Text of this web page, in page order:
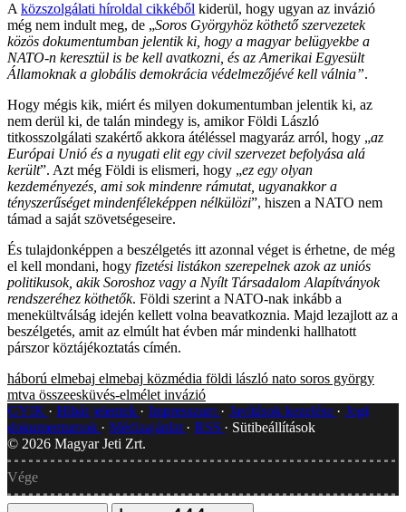
Aközszolgálati híroldal cikkéből kiderül, hogy ugyan az invázió
még nem indult meg, de „Soros Györgyhöz köthető szervezetek
közös dokumentumban jelentik ki, hogy a magyar belügyekbe a
NATO-n keresztül is be kell avatkozni, és az Amerikai Egyesült
Államoknak a globális demokrácia védelmezőjévé kell válnia”.
Hogy mégis kik, miért és milyen dokumentumban jelentik ki, az
nem derül ki, de talán mindegy is, amikor Földi László
titkosszolgálati szakértő akkora átéléssel magyaráz arról, hogy „az
Európai Unió és a nyugati elit egy civil szervezet befolyása alá
került”. Azt még Földi is elismeri, hogy „ez egy olyan
kezdeményezés, ami sok mindenre rámutat, ugyanakkor a
tényszerűséget mindenféleképpen nélkülözi”, hiszen a NATO nem
támad a saját szövetségeseire.
És tulajdonképpen a beszélgetés itt azonnal véget is érhetne, de még
el kell mondani, hogy fizetési listákon szerepelnek azok az uniós
politikusok, akik Soroshoz vagy a Nyílt Társadalom Alapítványok
rendszeréhez köthetők. Földi szerint a NATO-nak inkább a
menekültválság idején kellett volna beavatkoznia. Majd lezajlott az a
beszélgetés, amit az elmúlt hat évben már mindenki hallhatott
párszor köztájékoztatás címén.
háború elmebaj elmebaj közmédia földi lászló nato soros györgy
mtva összeesküvés-elmélet invázió
GYIK
Hibát jelentek Impresszum Javítások kezelése
Jogi
dokumentumok
Médiaajánlat RSS
Sütibeállítások
© 2026 Magyar Jeti Zrt.
Vége